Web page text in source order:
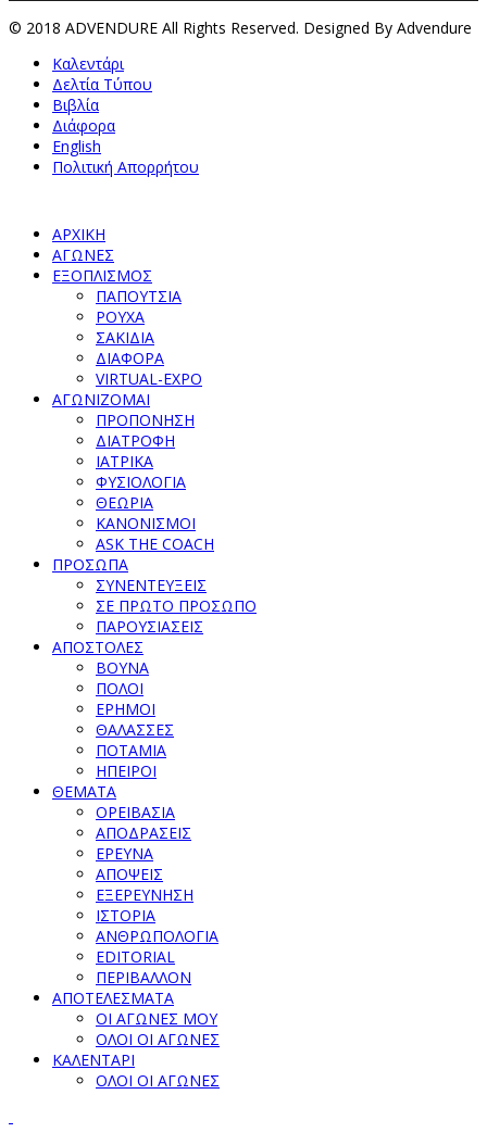
© 2018 ADVENDURE All Rights Reserved. Designed By Advendure
Καλεντάρι
Δελτία Τύπου
Βιβλία
Διάφορα
English
Πολιτική Απορρήτου
ΑΡΧΙΚΗ
ΑΓΩΝΕΣ
ΕΞΟΠΛΙΣΜΟΣ
ΠΑΠΟΥΤΣΙΑ
ΡΟΥΧΑ
ΣΑΚΙΔΙΑ
ΔΙΑΦΟΡΑ
VIRTUAL-EXPO
ΑΓΩΝΙΖΟΜΑΙ
ΠΡΟΠΟΝΗΣΗ
ΔΙΑΤΡΟΦΗ
ΙΑΤΡΙΚΑ
ΦΥΣΙΟΛΟΓΙΑ
ΘΕΩΡΙΑ
ΚΑΝΟΝΙΣΜΟΙ
ASK THE COACH
ΠΡΟΣΩΠΑ
ΣΥΝΕΝΤΕΥΞΕΙΣ
ΣΕ ΠΡΩΤΟ ΠΡΟΣΩΠΟ
ΠΑΡΟΥΣΙΑΣΕΙΣ
ΑΠΟΣΤΟΛΕΣ
ΒΟΥΝΑ
ΠΟΛΟΙ
ΕΡΗΜΟΙ
ΘΑΛΑΣΣΕΣ
ΠΟΤΑΜΙΑ
ΗΠΕΙΡΟΙ
ΘΕΜΑΤΑ
ΟΡΕΙΒΑΣΙΑ
ΑΠΟΔΡΑΣΕΙΣ
ΕΡΕΥΝΑ
ΑΠΟΨΕΙΣ
ΕΞΕΡΕΥΝΗΣΗ
ΙΣΤΟΡΙΑ
ΑΝΘΡΩΠΟΛΟΓΙΑ
EDITORIAL
ΠΕΡΙΒΑΛΛΟΝ
ΑΠΟΤΕΛΕΣΜΑΤΑ
ΟΙ ΑΓΩΝΕΣ ΜΟΥ
ΟΛΟΙ ΟΙ ΑΓΩΝΕΣ
ΚΑΛΕΝΤΑΡΙ
ΟΛΟΙ ΟΙ ΑΓΩΝΕΣ